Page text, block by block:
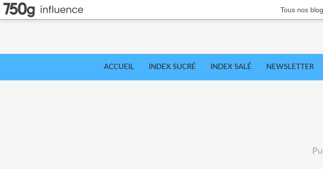
Tous nos
ACCUEIL INDEX SUCRÉ INDEX SALÉ NEWSLETTER